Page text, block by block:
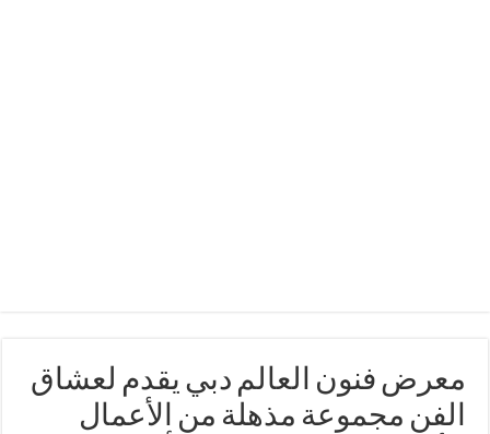
معرض فنون العالم دبي يقدم لعشاق
الفن مجموعة مذهلة من الأعمال